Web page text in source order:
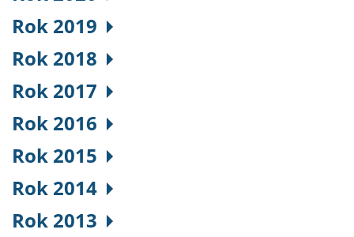
Rok 2019
Rok 2018
Rok 2017
Rok 2016
Rok 2015
Rok 2014
Rok 2013